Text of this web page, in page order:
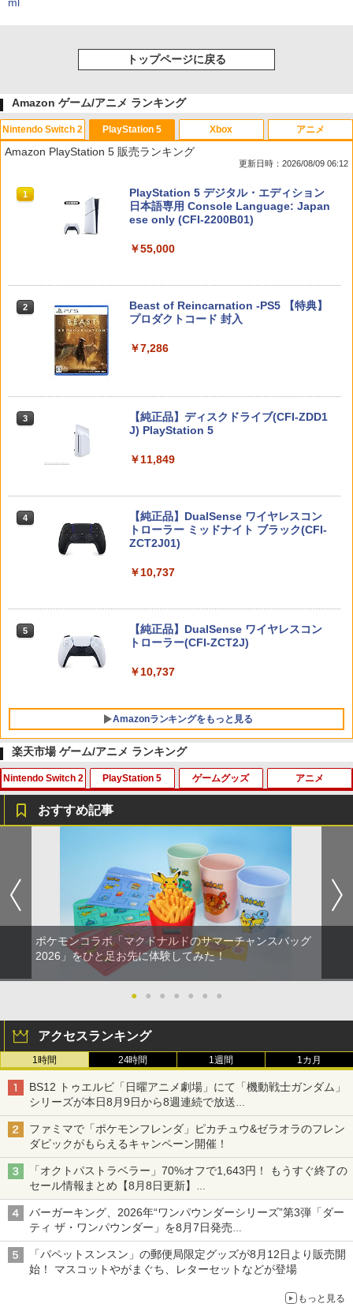
ml
トップページに戻る
Amazon ゲーム/アニメ ランキング
Nintendo Switch 2
1
スプラトゥーン レイダース|オンライン
コード版
2 スプラトゥーン レイダース -Switch2
3 Nintendo Switch 2(日本語・国内専用)
4
ニンテンドープリペイド番号 9000円|オ
ンラインコード版
ンラインコード版
PlayStation 5
Amazon PlayStation 5 販売ランキング
更新日時：2026/08/09 06:12
1
PlayStation 5 デジタル・エディション
日本語専用 Console Language: Japan
ese only (CFI-2200B01)
￥55,000
2
Beast of Reincarnation -PS5 【特典】
プロダクトコード 封入
￥7,286
3
【純正品】ディスクドライブ(CFI-ZDD1
J) PlayStation 5
￥11,849
4
【純正品】DualSense ワイヤレスコン
トローラー ミッドナイト ブラック(CFI-
ZCT2J01)
￥10,737
5
【純正品】DualSense ワイヤレスコン
トローラー(CFI-ZCT2J)
￥10,737
Amazonランキングをもっと見る
Xbox
1
【純正品】Xbox ワイヤレス コントロー
【純正品】Xbox ワイヤレス コントロー
ラー (ロボット ホワイト)
￥7,681
ラー (カーボンブラック)
￥8,020
【純正品】Xbox 充電式バッテリー + US
B-C ケーブル
￥2,618
5
【国内正規品】Thrustmaster スラスト
マスター TH8S シフター - PC、PS4、P
S5、PS5 Pro、Xbox One、Xbox Serie
s X|S 対応の高精度 H パターン シフター
￥14,141
アニメ
1
劇場版「鬼滅の刃」無限城編 第一章 猗
劇場版「鬼滅の刃」無限城編 第一章 猗
窩座再来 通常版 [DVD]
￥3,523
ナル三方背収納ケース付きコレクション)
(オリジナル特典:オリジナル巾着＋メー
カー特典:【坤と離】二振りの剣、十翼よ
り来たる！スタジオ描き下ろしイラスト
ボード付) [Blu-ray]
￥10,780
4
劇場版「鬼滅の刃」無限城編 第一章 猗
窩座再来 完全生産限定版 [Blu-ray]
￥8,698
『映画 ラブライブ！蓮ノ空女学院スクー
ルアイドルクラブ Bloom Garden Part
楽天市場 ゲーム/アニメ ランキング
Nintendo Switch 2
楽天1位 switch2 保護フィルム【他全機
種】【2枚目半額&ケーブルもらえる】ス
イッチ2 保護フィルム switch2 フィルム
Switch2 ガラスフィルム スイッチ Switc
h 保護フィルム 有機el ブルーライトカッ
ト シート 本体 ガラス lite ケース カバー
保護 画面 液晶保護 画面保護
￥1,000
グケース 耐衝撃 大容量収納 Switch 保護
ケース 収納バッグ ニンテンドー スイッ
チ2 収納バッグ キャリーケース 保護 ゲ
ームカード
￥1,078
Switch 2対応 Switch 2 収納ケース 収納
バッグスイッチ 2 収納ケース Switch 収
納バッグ 保護ケース 耐衝撃 防水 軽量 ポ
ータブル 付属 携帯ケース 収納袋
￥1,211
【お買い物マラソン期間限定♪最大30％O
ードケース FancyCase-G05 Nintendo
PlayStation 5
【楽天ブックス限定特典+特典】空の軌
跡 the 2nd PS5版(DLCチラシ：NEOブ
レイサー・アガット+【早期購入外付特
典】DLCチラシ)
￥7,480
(コードインボックス版、配送日：2026
年11月12日、プレイ開始日：2026年11
ージ・バイスシティパック)
￥8,329
ソニー・インタラクティブエンタテイン
メント 【PS5】ディスクドライブ [CFI-Z
DD1J PS5 ディスクドライブ]
￥11,980
4
【新品】【PS5HD】NOLVA Mechanical
All-Button ArcadeController for PlayS
tation5／Windows PC[在庫品]
￥14,660
ゲームグッズ アニメ
【中古】【Blu−ray】プリンセスコネク
ト！Re：Dive 2 / アニメ
￥320
【中古】【Blu−ray】プリンセスコネク
ト！Re：Dive 3 / アニメ
￥430
3
【中古】【Blu−ray】プリンセスコネク
￥485
劇場版「鬼滅の刃」無限城編 第一章 猗
窩座再来(通常版)【Blu-ray】 [ 吾峠呼世
晴 ]
￥3,960
おすすめ記事
ポケモンコラボ「マクドナルドのサマーチャンスバッグ
2026」をひと足お先に体験してみた！
● ● ● ● ● ● ●
アクセスランキング
1時間 24時間 1週間 1カ月
BS12 トゥエルビ「日曜アニメ劇場」にて「機動戦士ガンダム」
シリーズが本日8月9日から8週連続で放送
初回は「機動戦士ガンダム【HDリマスター版】」
ファミマで「ポケモンフレンダ」ピカチュウ&ゼラオラのフレン
ダピックがもらえるキャンペーン開催！
「オクトパストラベラー」70%オフで1,643円！ もうすぐ終了の
セール情報まとめ【8月8日更新】
ニンテンドーeショップでは「大神 絶景版」が67%オフで990円
バーガーキング、2026年“ワンパウンダーシリーズ”第3弾「ダー
ティ ザ・ワンパウンダー」を8月7日発売
「特製ガーリックマヨソース」を使用した超大型チーズバーガー
「パペットスンスン」の郵便局限定グッズが8月12日より販売開
始！ マスコットやがまぐち、レターセットなどが登場
もっと見る